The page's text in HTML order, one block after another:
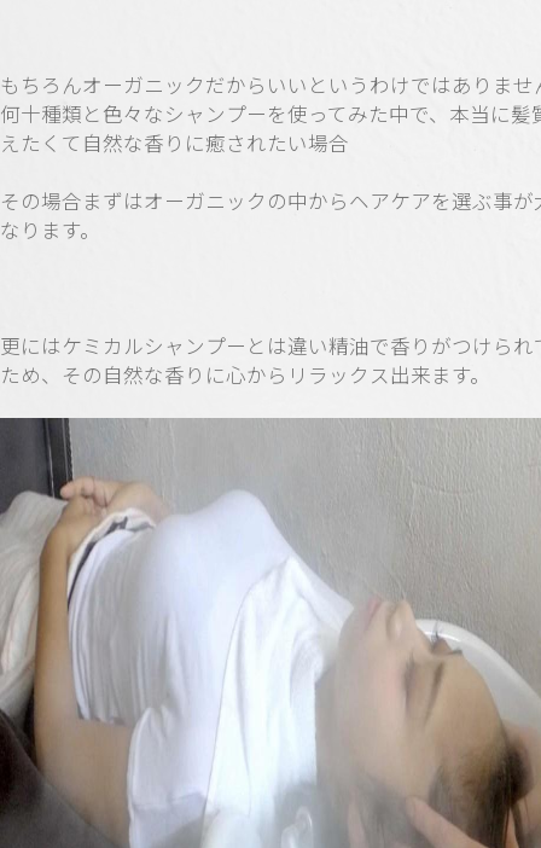
もちろんオーガニックだからいいというわけではありませ
何十種類と色々なシャンプーを使ってみた中で、本当に髪
えたくて自然な香りに癒されたい場合
その場合まずはオーガニックの中からヘアケアを選ぶ事が
なります。
更にはケミカルシャンプーとは違い精油で香りがつけられ
ため、その自然な香りに心からリラックス出来ます。